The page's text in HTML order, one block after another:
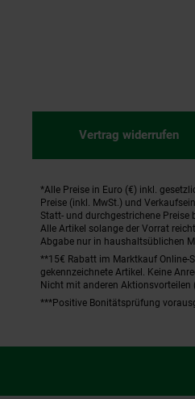
Vertrag widerrufen
Fußnoten
*Alle Preise in Euro (€) inkl.
Preise (inkl. MwSt.) und
Statt- und durchgestrichene Preise
Alle Artikel solange der Vorrat
Abgabe nur in haushaltsüblichen
**15€ Rabatt im Marktkauf Online-
gekennzeichnete Artikel. Keine
Nicht mit anderen Aktionsvorteilen
***Positive Bonitätsprüfung